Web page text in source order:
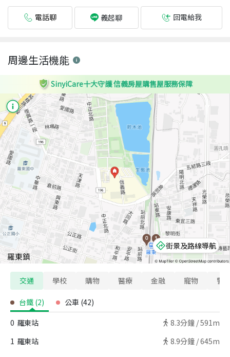
電話聊 義起聊 回電給我
周邊生活機能
SinyiCare十大守護 信義房屋購售屋服務保障
街景及路線導航
交通 學校 購物 醫療 金融 寵物 警
台鐵 (2) 公車 (42)
0 羅東站 8.3分鐘 /591m
1 羅東站 8.9分鐘 /645m